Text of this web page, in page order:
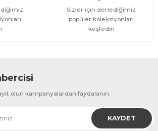
Sizler için derlediğimiz
popüler koleksiyonları
keşfedin
olun kampanyalardan faydalanın.
KAYDET